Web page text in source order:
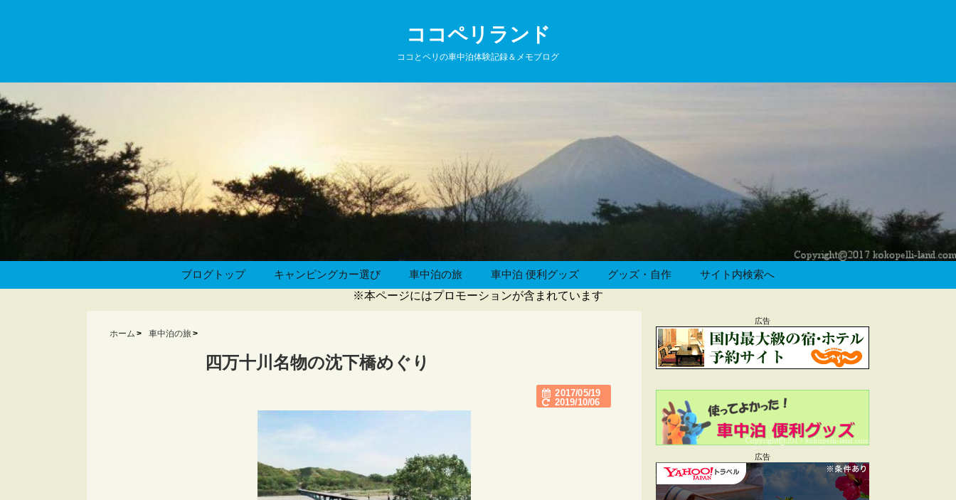
ココペリランド
ココとペリの車中泊体験記録＆メモブログ
ブログトップ キャンピングカー選び 車中泊の旅 車中泊 便利グッズ グッズ・自作
サイト内検索へ
※本ページにはプロモーションが含まれています
ホーム 車中泊の旅
四万十川名物の沈下橋めぐり
2017/05/19
2019/10/06
広告
広告